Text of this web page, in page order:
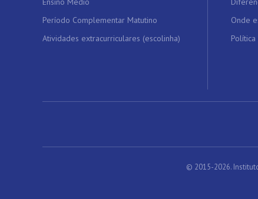
Período Complementar Matutino
Atividades extracurriculares (escolinha)
Onde
© 2015-2026.